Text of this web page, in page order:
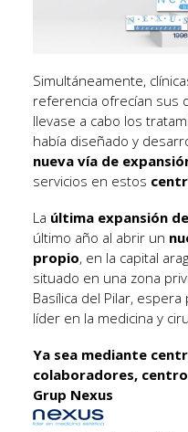
Simultáneamente,
referencia ofrecían sus
llevase a cabo los
había diseñado y
nueva vía de
servicios en estos
La última expansión
último año al abrir un
propio, en la capital
situado en una zona
Basílica del Pilar,
líder en la medicina y
Ya sea mediante
colaboradores,
Grup Nexus